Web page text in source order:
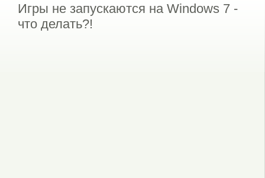
Игры не запускаются на Windows 7 -
что делать?!